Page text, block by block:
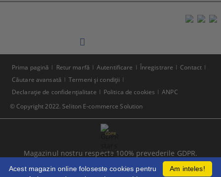
© Copyright 2022. Seliton E-commerce Solution
Prima pagină Retur marfă Autentificare Înregistrare
Contact
Căutare avansată
Termeni şi condiţii
Declaraţie de confidenţialitate
Politica de cookies ANPC
GDPR
Magazinul nostru respecta 100% prevederile GDPR.
Citeste politica de confidentialitate
Am inteles!
Acest magazin online foloseste cookies pentru